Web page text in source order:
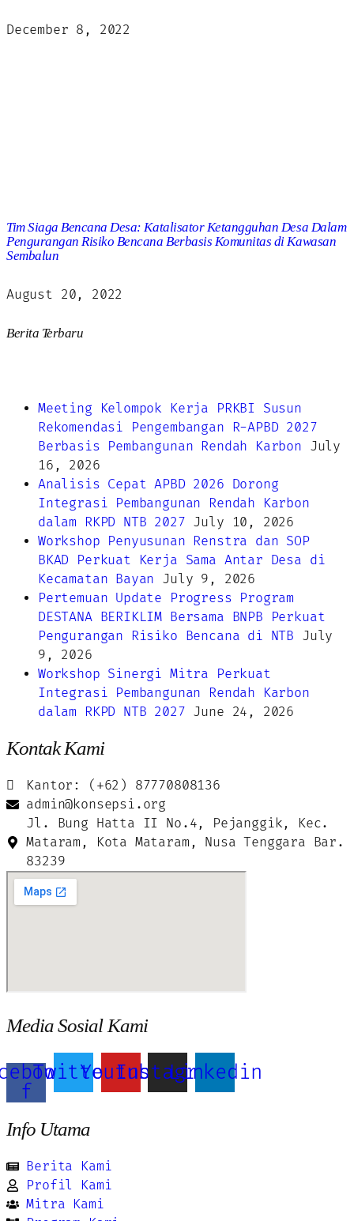
December 8, 2022
Tim Siaga Bencana Desa: Katalisator Ketangguhan Desa Dalam
Pengurangan Risiko Bencana Berbasis Komunitas di Kawasan
Sembalun
August 20, 2022
Berita Terbaru
Meeting Kelompok Kerja PRKBI Susun
Rekomendasi Pengembangan R-APBD 2027
Berbasis Pembangunan Rendah Karbon July
16, 2026
Analisis Cepat APBD 2026 Dorong
Integrasi Pembangunan Rendah Karbon
dalam RKPD NTB 2027 July 10, 2026
Workshop Penyusunan Renstra dan SOP
BKAD Perkuat Kerja Sama Antar Desa di
Kecamatan Bayan July 9, 2026
Pertemuan Update Progress Program
DESTANA BERIKLIM Bersama BNPB Perkuat
Pengurangan Risiko Bencana di NTB July
9, 2026
Workshop Sinergi Mitra Perkuat
Integrasi Pembangunan Rendah Karbon
dalam RKPD NTB 2027 June 24, 2026
Kontak Kami
Kantor: (+62) 87770808136
admin@konsepsi.org
Jl. Bung Hatta II No.4, Pejanggik, Kec.
Mataram, Kota Mataram, Nusa Tenggara Bar.
83239
Media Sosial Kami
f
TwitterYoutube
Instagram
Linkedin
Info Utama
Berita Kami
Profil Kami
Mitra Kami